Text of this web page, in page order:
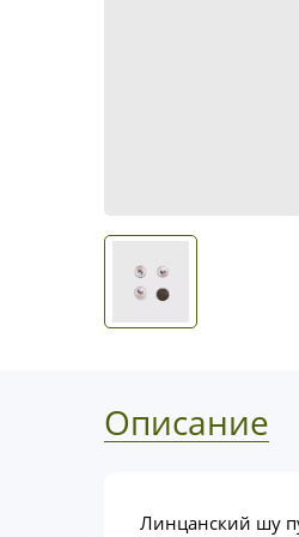
Описание
Линцанский шу